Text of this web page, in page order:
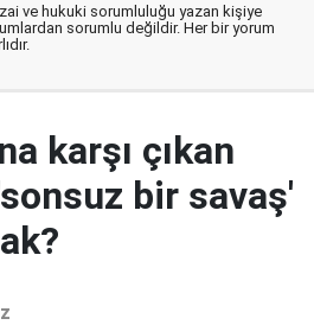
ve hukuki sorumluluğu yazan kişiye
sorumlu değildir. Her bir yorum
karşı çıkan
bir savaş'